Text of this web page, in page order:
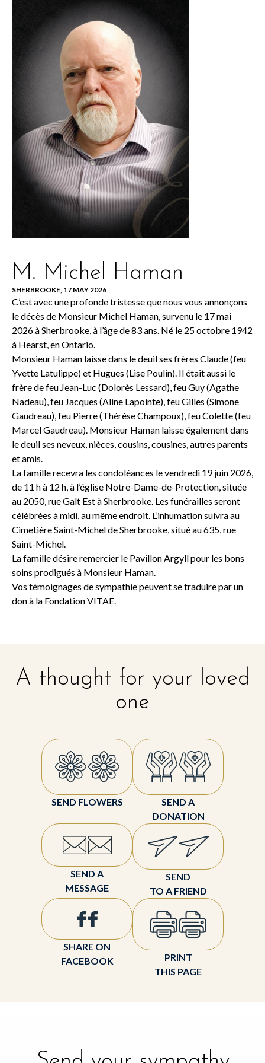
M. Michel Haman
SHERBROOKE, 17 MAY 2026
C’est avec une profonde tristesse que nous vous annonçons
le décès de Monsieur Michel Haman, survenu le 17 mai
2026 à Sherbrooke, à l’âge de 83 ans. Né le 25 octobre 1942
à Hearst, en Ontario.
Monsieur Haman laisse dans le deuil ses frères Claude (feu
Yvette Latulippe) et Hugues (Lise Poulin). Il était aussi le
frère de feu Jean-Luc (Dolorès Lessard), feu Guy (Agathe
Nadeau), feu Jacques (Aline Lapointe), feu Gilles (Simone
Gaudreau), feu Pierre (Thérèse Champoux), feu Colette (feu
Marcel Gaudreau). Monsieur Haman laisse également dans
le deuil ses neveux, nièces, cousins, cousines, autres parents
et amis.
La famille recevra les condoléances le vendredi 19 juin 2026,
de 11 h à 12 h, à l’église Notre-Dame-de-Protection, située
au 2050, rue Galt Est à Sherbrooke. Les funérailles seront
célébrées à midi, au même endroit. L’inhumation suivra au
Cimetière Saint-Michel de Sherbrooke, situé au 635, rue
Saint-Michel.
La famille désire remercier le Pavillon Argyll pour les bons
soins prodigués à Monsieur Haman.
Vos témoignages de sympathie peuvent se traduire par un
don à la Fondation VITAE.
A thought for your loved
one
SEND FLOWERS
SEND A
DONATION
SEND A
MESSAGE
SEND
TO A FRIEND
SHARE ON
FACEBOOK
PRINT
THIS PAGE